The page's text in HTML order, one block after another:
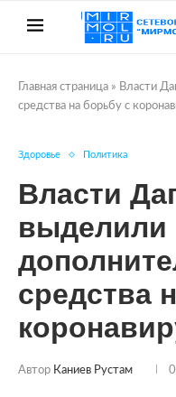
Главная страница » Власти
средства на борьбу с
Здоровье Политика
Власти
выделили
средства
Автор Каниев Рустам